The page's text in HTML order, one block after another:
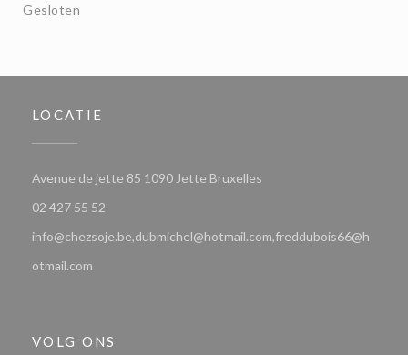
Gesloten
LOCATIE
Avenue de jette 85 1090 Jette Bruxelles
02 427 55 52
info@chezsoje.be,dubmichel@hotmail.com,freddubois66@h
otmail.com
VOLG ONS